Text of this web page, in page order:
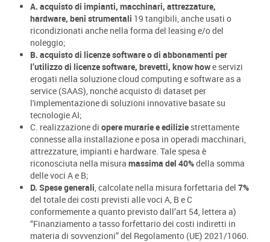
A. acquisto di impianti, macchinari, attrezzature,
hardware, beni strumentali 19 tangibili, anche usati o
ricondizionati anche nella forma del leasing e/o del
noleggio;
B. acquisto di licenze software o di abbonamenti per
l’utilizzo di licenze software, brevetti, know howe servizi
erogati nella soluzione cloud computing e software as a
service (SAAS), nonché acquisto di dataset per
l'implementazione di soluzioni innovative basate su
tecnologie AI;
C. realizzazione di opere murarie e edilizie strettamente
connesse alla installazione e posa in operadi macchinari,
attrezzature, impianti e hardware. Tale spesa è
riconosciuta nella misura massima del 40%della somma
delle voci A e B;
D. Spese generali, calcolate nella misura forfettaria del 7%
del totale dei costi previsti alle voci A, B e C
conformemente a quanto previsto dall’art 54, lettera a)
“Finanziamento a tasso forfettario dei costi indiretti in
materia di sovvenzioni” del Regolamento (UE) 2021/1060.